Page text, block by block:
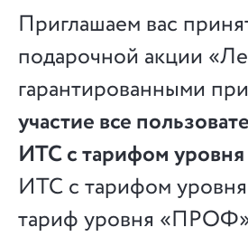
Приглашаем вас
подарочной акции
гарантированными
участие все
ИТС с тарифом
ИТС с тарифом
тариф уровня